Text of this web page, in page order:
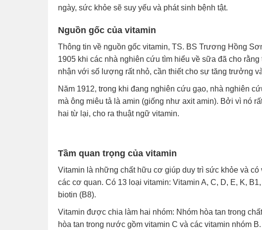
ngày, sức khỏe sẽ suy yếu và phát sinh bệnh tật.
Nguồn gốc của vitamin
Thông tin về nguồn gốc vitamin, TS. BS Trương Hồng
1905 khi các nhà nghiên cứu tìm hiểu về sữa đã cho
nhận với số lượng rất nhỏ, cần thiết cho sự tăng trưởng
Năm 1912, trong khi đang nghiên cứu gạo, nhà nghiên
mà ông miêu tả là amin (giống như axit amin). Bởi vì nó
hai từ lại, cho ra thuật ngữ vitamin.
Tầm quan trọng của vitamin
Vitamin là những chất hữu cơ giúp duy trì sức khỏe và
các cơ quan. Có 13 loại vitamin: Vitamin A, C, D, E, K,
biotin (B8).
Vitamin được chia làm hai nhóm: Nhóm hòa tan trong
hòa tan trong nước gồm vitamin C và các vitamin nhóm B.